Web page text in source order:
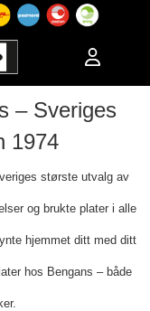
– Sveriges
1974
største utvalg av
og brukte plater i alle
hjemmet ditt med ditt
hos Bengans – både